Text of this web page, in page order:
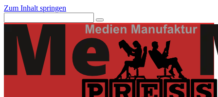
Zum Inhalt springen